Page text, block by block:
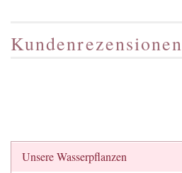
Kundenrezensionen
Unsere Wasserpflanzen